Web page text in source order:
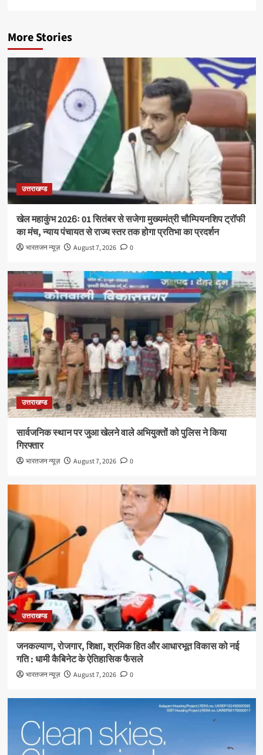
More Stories
उत्तराखण्ड
खेल महाकुंभ 2026ः 01 सितंबर से सजेगा मुख्यमंत्री चौम्पियनशिप ट्रॉफी
का मंच, न्याय पंचायत से राज्य स्तर तक होगा प्रतिभा का प्रदर्शन
भारतजन न्यूज़ August 7, 2026 0
उत्तराखण्ड
सार्वजनिक स्थान पर जुआ खेलने वाले अभियुक्तों को पुलिस ने किया
गिरफ्तार
भारतजन न्यूज़ August 7, 2026 0
उत्तराखण्ड
जनकल्याण, रोजगार, शिक्षा, श्रमिक हित और आधारभूत विकास को नई
गति : धामी कैबिनेट के ऐतिहासिक फैसले
भारतजन न्यूज़ August 7, 2026 0